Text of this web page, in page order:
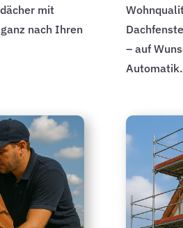
mit
nach Ihren
– auf
Automatik.